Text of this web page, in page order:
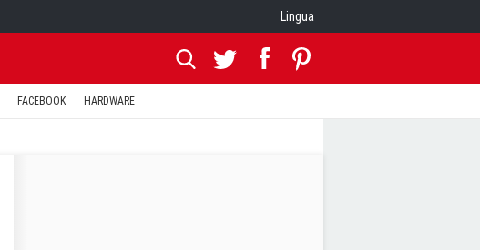
Lingua
FACEBOOK HARDWARE